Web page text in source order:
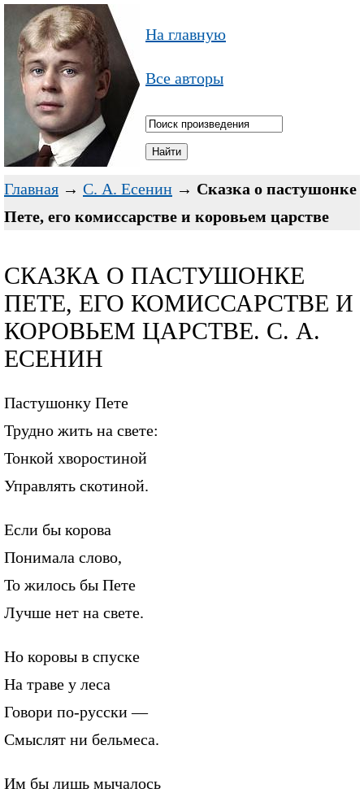
На главную
Все авторы
Главная → С. А. Есенин → Сказка о пастушонке
Пете, его комиссарстве и коровьем царстве
СКАЗКА О ПАСТУШОНКЕ
ПЕТЕ, ЕГО КОМИССАРСТВЕ И
КОРОВЬЕМ ЦАРСТВЕ. С. А.
ЕСЕНИН
Пастушонку Пете
Трудно жить на свете:
Тонкой хворостиной
Управлять скотиной.
Если бы корова
Понимала слово,
То жилось бы Пете
Лучше нет на свете.
Но коровы в спуске
На траве у леса
Говори по-русски —
Смыслят ни бельмеса.
Им бы лишь мычалось